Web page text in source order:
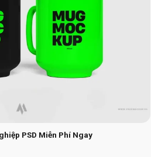
PSD Miễn Phí Ngay